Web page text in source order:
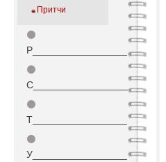
Притчи
⚫
Р_________________
⚫
С_________________
⚫
Т_________________
⚫
У_________________